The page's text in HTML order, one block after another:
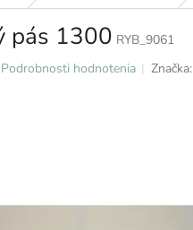
pás 1300 RYB_9061
Podrobnosti hodnotenia Značka: